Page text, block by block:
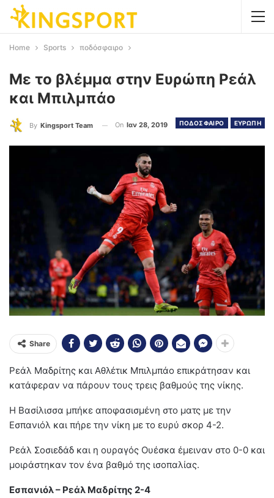
Home Sports ποδόσφαιρο
Με το βλέμμα στην Ευρώπη Ρεάλ
και Μπιλμπάο
ΠΟΔΟΣΦΑΙΡΟ ΕΥΡΩΠΗ
By Kingsport Team On Ιαν 28, 2019
Share
Ρεάλ Μαδρίτης και Αθλέτικ Μπιλμπάο επικράτησαν και
κατάφεραν να πάρουν τους τρεις βαθμούς της νίκης.
Η Βασίλισσα μπήκε αποφασισμένη στο ματς με την
Εσπανιόλ και πήρε την νίκη με το ευρύ σκορ 4-2.
Ρεάλ Σοσιεδάδ και η ουραγός Ουέσκα έμειναν στο 0-0 και
μοιράστηκαν τον ένα βαθμό της ισοπαλίας.
Εσπανιόλ – Ρεάλ Μαδρίτης 2-4